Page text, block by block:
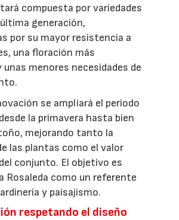
compuesta por variedades
generación,
por su mayor resistencia a
una floración más
unas menores necesidades de
se ampliará el periodo
la primavera hasta bien
mejorando tanto la
las plantas como el valor
conjunto. El objetivo es
Rosaleda como un referente
y paisajismo.
respetando el diseño